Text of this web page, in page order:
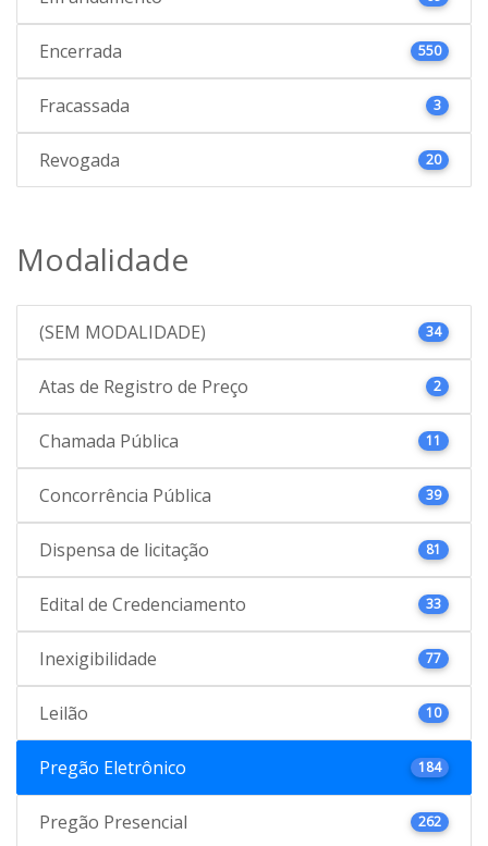
Encerrada 550
Fracassada 3
Revogada 20
Modalidade
(SEM MODALIDADE) 34
Atas de Registro de Preço 2
Chamada Pública 11
Concorrência Pública 39
Dispensa de licitação 81
Edital de Credenciamento 33
Inexigibilidade 77
Leilão 10
Pregão Eletrônico 184
Pregão Presencial 262